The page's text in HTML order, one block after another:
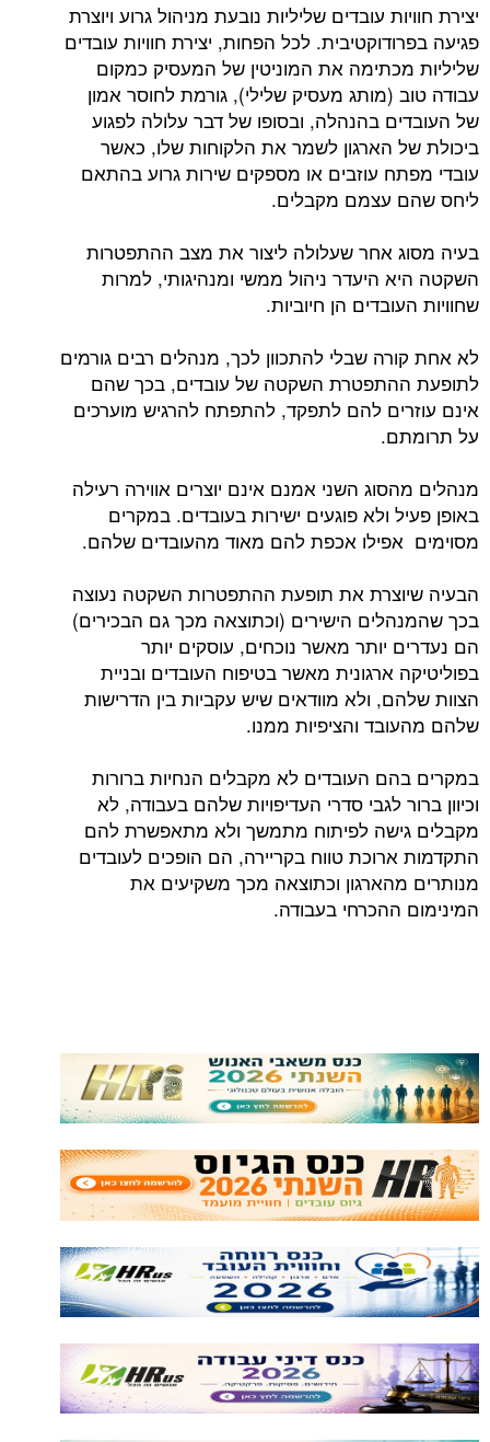
יצירת חוויות עובדים שליליות נובעת מניהול גרוע ויוצרת
פגיעה בפרודוקטיבית. לכל הפחות, יצירת חוויות עובדים
שליליות מכתימה את המוניטין של המעסיק כמקום
עבודה טוב (מותג מעסיק שלילי), גורמת לחוסר אמון
של העובדים בהנהלה, ובסופו של דבר עלולה לפגוע
ביכולת של הארגון לשמר את הלקוחות שלו, כאשר
עובדי מפתח עוזבים או מספקים שירות גרוע בהתאם
ליחס שהם עצמם מקבלים.
בעיה מסוג אחר שעלולה ליצור את מצב ההתפטרות
השקטה היא היעדר ניהול ממשי ומנהיגותי, למרות
שחוויות העובדים הן חיוביות.
לא אחת קורה שבלי להתכוון לכך, מנהלים רבים גורמים
לתופעת ההתפטרת השקטה של עובדים, בכך שהם
אינם עוזרים להם לתפקד, להתפתח להרגיש מוערכים
על תרומתם.
מנהלים מהסוג השני אמנם אינם יוצרים אווירה רעילה
באופן פעיל ולא פוגעים ישירות בעובדים. במקרים
מסוימים אפילו אכפת להם מאוד מהעובדים שלהם.
הבעיה שיוצרת את תופעת ההתפטרות השקטה נעוצה
בכך שהמנהלים הישירים (וכתוצאה מכך גם הבכירים)
הם נעדרים יותר מאשר נוכחים, עוסקים יותר
בפוליטיקה ארגונית מאשר בטיפוח העובדים ובניית
הצוות שלהם, ולא מוודאים שיש עקביות בין הדרישות
שלהם מהעובד והציפיות ממנו.
במקרים בהם העובדים לא מקבלים הנחיות ברורות
וכיוון ברור לגבי סדרי העדיפויות שלהם בעבודה, לא
מקבלים גישה לפיתוח מתמשך ולא מתאפשרת להם
התקדמות ארוכת טווח בקריירה, הם הופכים לעובדים
מנותרים מהארגון וכתוצאה מכך משקיעים את
המינימום ההכרחי בעבודה.